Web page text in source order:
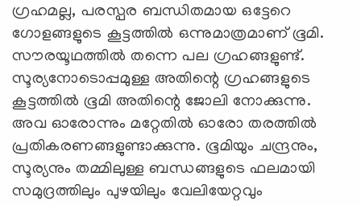
ഗ്രഹമല്ല, പരസ്പര ബന്ധിതമായ ഒട്ടേറെ
ഗോളങ്ങളുടെ കൂട്ടത്തില്‍ ഒന്നുമാത്രമാണ് ഭൂമി.
സൗരയൂഥത്തില്‍ തന്നെ പല ഗ്രഹങ്ങളുണ്ട്.
സൂര്യനോടൊപ്പമുള്ള അതിന്റെ ഗ്രഹങ്ങളുടെ
കൂട്ടത്തില്‍ ഭൂമി അതിന്റെ ജോലി നോക്കുന്നു.
അവ ഓരോന്നും മറ്റേതില്‍ ഓരോ തരത്തില്‍
പ്രതികരണങ്ങളുണ്ടാക്കുന്നു. ഭൂമിയും ചന്ദ്രനും,
സൂര്യനും തമ്മിലുള്ള ബന്ധങ്ങളുടെ ഫലമായി
സമുദ്രത്തിലും പുഴയിലും വേലിയേറ്റവും